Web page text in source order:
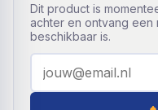
Dit product is
achter en ontvang
beschikbaar is.